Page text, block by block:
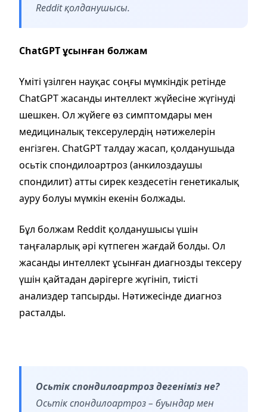
Reddit қолданушысы.
ChatGPT ұсынған болжам
Үміті үзілген науқас соңғы мүмкіндік ретінде
ChatGPT жасанды интеллект жүйесіне жүгінуді
шешкен. Ол жүйеге өз симптомдары мен
медициналық тексерулердің нәтижелерін
енгізген. ChatGPT талдау жасап, қолданушыда
осьтік спондилоартроз (анкилоздаушы
спондилит) атты сирек кездесетін генетикалық
ауру болуы мүмкін екенін болжады.
Бұл болжам Reddit қолданушысы үшін
таңғаларлық әрі күтпеген жағдай болды. Ол
жасанды интеллект ұсынған диагнозды тексеру
үшін қайтадан дәрігерге жүгініп, тиісті
анализдер тапсырды. Нәтижесінде диагноз
расталды.
Осьтік спондилоартроз дегеніміз не?
Осьтік спондилоартроз – буындар мен